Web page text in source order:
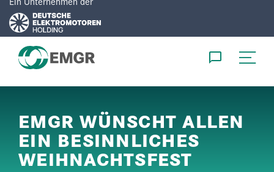
PRODUKTE
ENTWICKLUNG
DE EN
EMGR WÜNSCHT ALLEN
EIN BESINNLICHES
WEIHNACHTSFEST